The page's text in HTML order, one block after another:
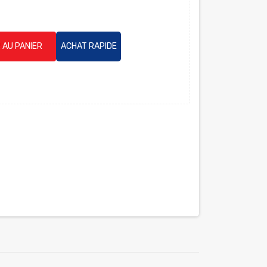
PANIER ACHAT RAPIDE